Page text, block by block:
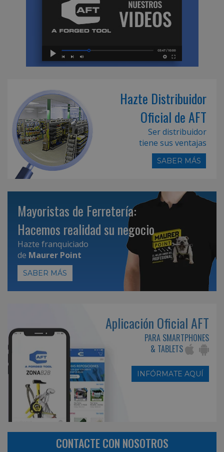
Hazte Distribuidor
Oficial de AFT
Ser distribuidor
tiene sus ventajas
SABER MÁS
Mayoristas de Ferretería:
Hacemos realidad su negocio
Hazte franquiciado
de Maurer Point
SABER MÁS
Aplicación Oficial AFT
PARA SMARTPHONES
& TABLETS
INFÓRMATE AQUÍ
CONTACTE CON NOSOTROS